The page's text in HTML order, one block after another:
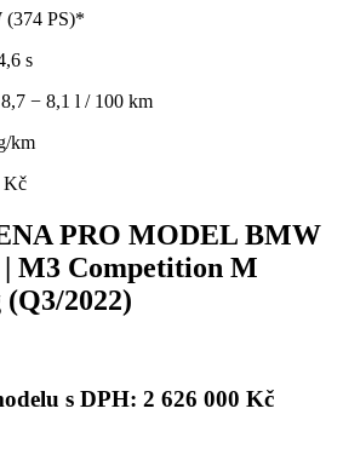
(374 PS)*
s
− 8,1 l / 100 km
km
Kč
PRO MODEL BMW
M3 Competition M
2022)
s DPH: 2 626 000 Kč